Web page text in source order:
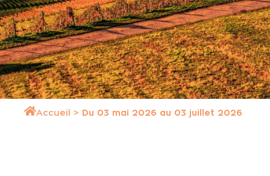
Accueil > Du 03 mai 2026 au 03 juillet 2026